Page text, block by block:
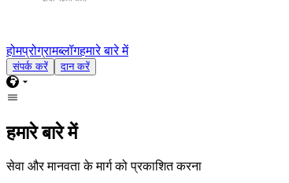
होमप्रोग्रामब्लॉगहमारे बारे में
संपर्क करें दान करें
हमारे बारे में
सेवा और मानवता के मार्ग को प्रकाशित करना